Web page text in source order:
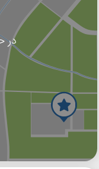
در
گوگل